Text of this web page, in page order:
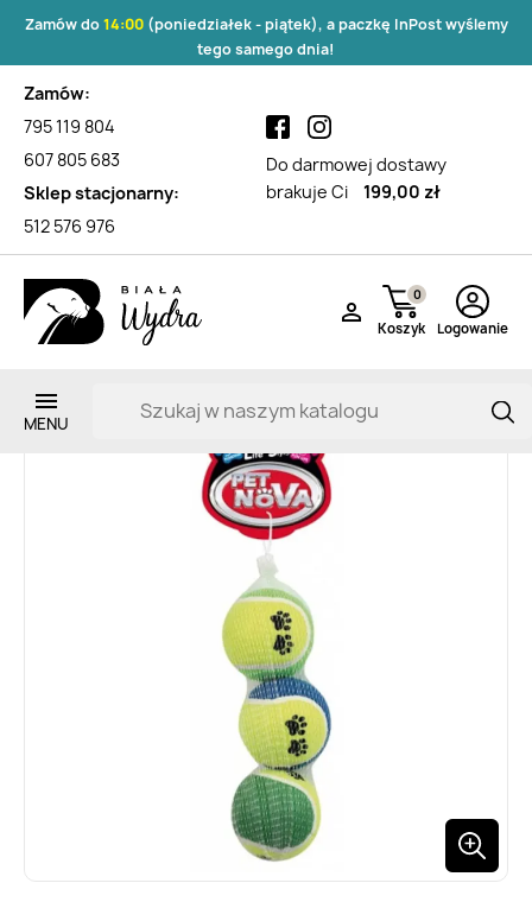
Zamów do14:00(poniedziałek - piątek), a paczkę InPost wyślemy
tego samego dnia!
Zamów:
795 119 804
607 805 683
Sklep stacjonarny:
512 576 976
Do darmowej dostawy
brakuje Ci
199,00 zł

Koszyk
0
Logowanie